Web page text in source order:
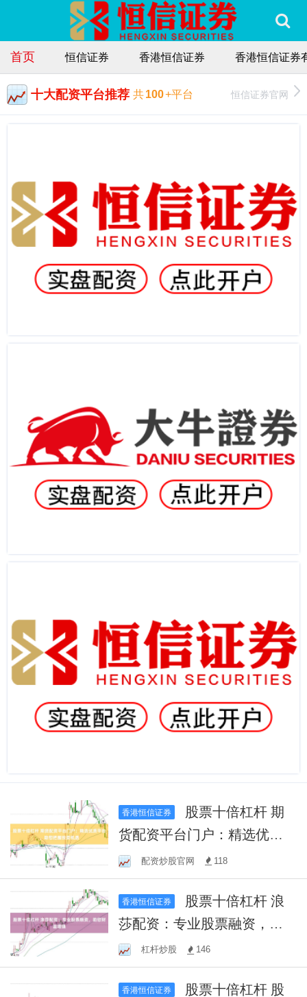
首页 恒信证券 香港恒信证券 香港恒信证券
十大配资平台推荐 共100+平台 恒信证券官网
香港恒信证券
货配资平台门户：精选优质
平台，助您把握投资机遇
配资炒股官网 118
香港恒信证券
莎配资：专业股票融资，助
您财富增值
杠杆炒股 146
香港恒信证券